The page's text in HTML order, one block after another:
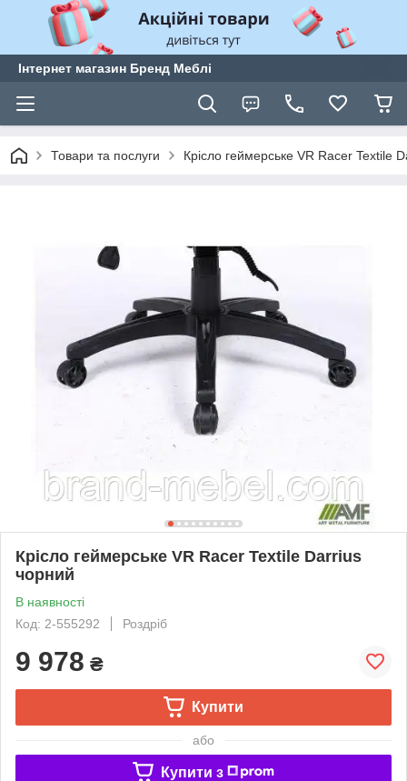
Інтернет магазин Бренд Меблі
Товари та послуги Крісло геймерське VR Racer Textile
Крісло геймерське VR Racer Textile Darrius
чорний
В наявності
Код: 2-555292
Роздріб
9 978 ₴
Купити
або
Купити з